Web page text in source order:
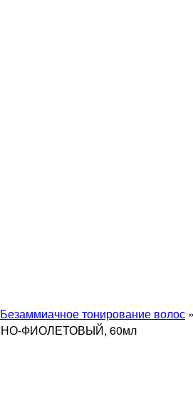
Безаммиачное тонирование волос »
ФИОЛЕТОВЫЙ, 60мл